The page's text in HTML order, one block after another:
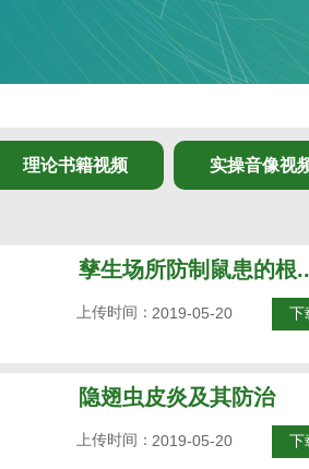
理论书籍视频 实操音像视
孳生场所防制鼠患的根
2019-05-20
上传时间： 下
隐翅虫皮炎及其防治
2019-05-20
上传时间： 下